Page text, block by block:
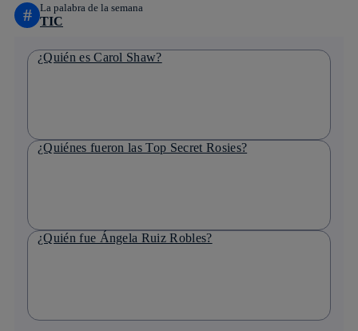
# La palabra de la semana
TIC
¿Quién es Carol Shaw?
¿Quiénes fueron las Top Secret Rosies?
¿Quién fue Ángela Ruiz Robles?